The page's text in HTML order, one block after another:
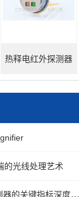
热释电红外探测器
的光线处理艺术
衡量Alphalas光电探测器的关键指标深度剖析